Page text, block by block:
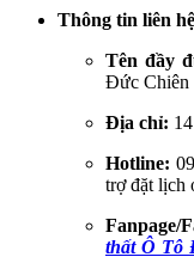
Thông tin liên hệ
Tên đầy
Đức Chiên
Địa chỉ:
Hotline:
trợ đặt lịch
Fanpage/
thất Ô Tô